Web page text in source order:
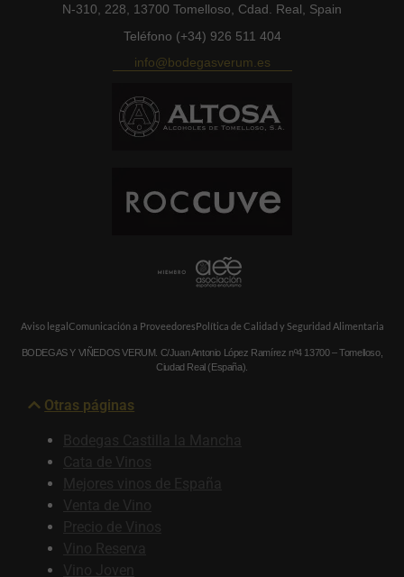
N-310, 228, 13700 Tomelloso, Cdad. Real, Spain
Teléfono (+34) 926 511 404
info@bodegasverum.es
Aviso legalComunicación a ProveedoresPolítica de Calidad y Seguridad Alimentaria
BODEGAS Y VIÑEDOS VERUM. C/Juan Antonio López Ramírez nº4 13700 – Tomelloso,
Ciudad Real (España).
Otras páginas
Bodegas Castilla la Mancha
Cata de Vinos
Mejores vinos de España
Venta de Vino
Precio de Vinos
Vino Reserva
Vino Joven